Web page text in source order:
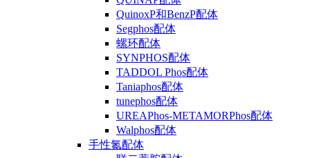
QuinoxP和BenzP配体
Segphos配体
螺环配体
SYNPHOS配体
TADDOL Phos配体
Taniaphos配体
tunephos配体
UREAPhos-METAMORPhos配体
Walphos配体
手性氮配体